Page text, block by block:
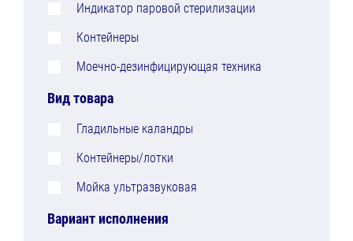
Индикатор паровой стерилизации
Контейнеры
Моечно-дезинфицирующая техника
Вид товара
Гладильные каландры
Контейнеры/лотки
Мойка ультразвуковая
Вариант исполнения